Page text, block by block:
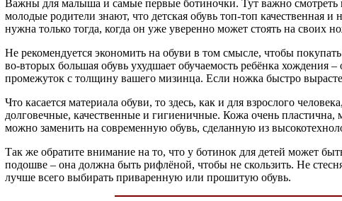
Важны для малыша и самые первые ботиночки. Тут важно смотреть
молодые родители знают, что детская обувь топ-топ
нужна только тогда, когда он уже уверенно может стоять на своих
Не рекомендуется экономить на обуви в том смысле, чтобы
во-вторых большая обувь ухудшает обучаемость ребёнка
промежуток с толщину вашего мизинца. Если ножка быстро
Что касается материала обуви, то здесь, как и для взрослого
долговечные, качественные и гигиеничные. Кожа очень
можно заменить на современную обувь, сделанную из
Так же обратите внимание на то, что у ботинок для детей может
подошве – она должна быть рифлёной, чтобы не скользить. Не
лучше всего выбирать приваренную или прошитую обувь.